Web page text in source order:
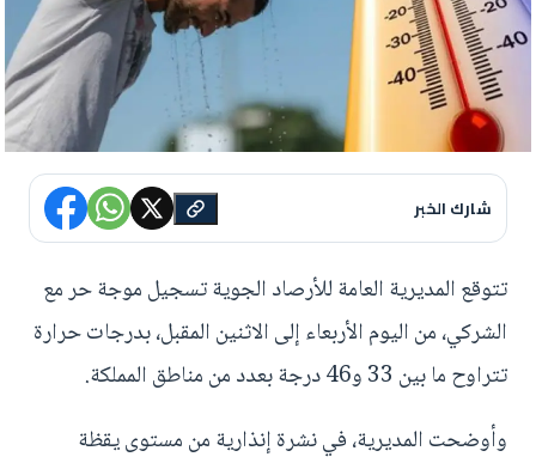
شارك الخبر
تتوقع المديرية العامة للأرصاد الجوية تسجيل موجة حر مع
الشركي، من اليوم الأربعاء إلى الاثنين المقبل، بدرجات حرارة
تتراوح ما بين 33 و46 درجة بعدد من مناطق المملكة.
وأوضحت المديرية، في نشرة إنذارية من مستوى يقظة